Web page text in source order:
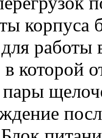
корпуса
для
которой